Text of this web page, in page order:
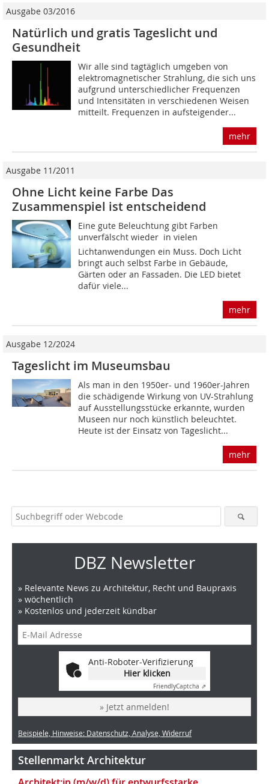
Ausgabe 03/2016
Natürlich und gratis Tageslicht und
Gesundheit
Wir alle sind tagtäglich umgeben von
elektromagnetischer Strahlung, die sich uns
aufgrund unterschiedlicher Frequenzen
und Intensitäten in verschiedenen Weisen
mitteilt. Frequenzen in aufsteigender...
mehr
Ausgabe 11/2011
Ohne Licht keine Farbe Das
Zusammenspiel ist entscheidend
Eine gute Beleuchtung gibt Farben
unverfälscht wieder  in vielen
Lichtanwendungen ein Muss. Doch Licht
bringt auch selbst Farbe in Gebäude,
Gärten oder an Fassaden. Die LED bietet
dafür viele...
mehr
Ausgabe 12/2024
Tageslicht im Museumsbau
Als man in den 1950er- und 1960er-Jahren
die schädigende Wirkung von UV-Strahlung
auf Ausstellungsstücke erkannte, wurden
Museen nur noch künstlich beleuchtet.
Heute ist der Einsatz von Tageslicht...
mehr
DBZ Newsletter
» Relevante News zu Architektur, Recht und Baupraxis
» wöchentlich
» Kostenlos und jederzeit kündbar
Anti-Roboter-Verifizierung
Hier klicken
FriendlyCaptcha ⇗
» Jetzt anmelden!
Beispiele, Hinweise: Datenschutz, Analyse, Widerruf
Stellenmarkt Architektur